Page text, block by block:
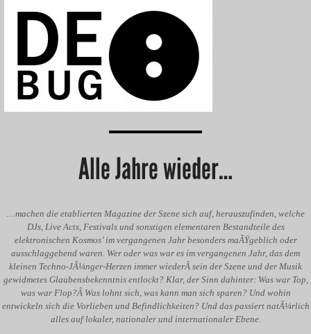
Alle Jahre wieder…
…machen die etablierten Magazine der Szene sich auf, herauszufinden, welche
DJs, Live Acts, Festivals und sonstigen elementaren Bestandteile des
elektronischen Kosmos’ im vergangenen Jahr besonders maÃŸgeblich oder
ausschlaggebend waren. Wer oder was war es im vergangenen Jahr, das dem
kleinen Techno-JÃ¼nger-Herzen immer wiederÂ sein der Szene und der Musik
gewidmetes Glaubensbekenntnis entlockt? Klar, der Sinn dahinter: Was war Top,
was war Flop?Â Was lohnt sich, was kann man sich sparen? Und wohin
entwickeln sich die Vorlieben und Befindlichkeiten? Und das passiert natÃ¼rlich
alles auf lokaler, nationaler und internationaler Ebene.